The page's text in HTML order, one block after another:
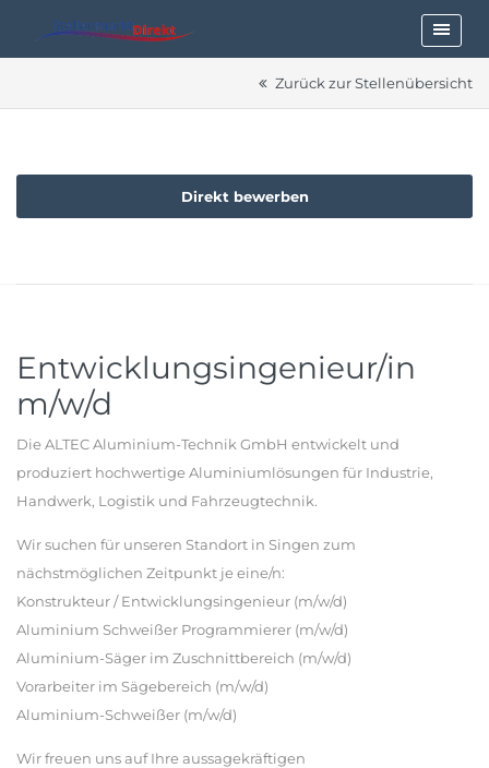
Zurück zur Stellenübersicht
Direkt bewerben
Entwicklungsingenieur/in
m/w/d
Die ALTEC Aluminium-Technik GmbH entwickelt und
produziert hochwertige Aluminiumlösungen für Industrie,
Handwerk, Logistik und Fahrzeugtechnik.
Wir suchen für unseren Standort in Singen zum
nächstmöglichen Zeitpunkt je eine/n:
Konstrukteur / Entwicklungsingenieur (m/w/d)
Aluminium Schweißer Programmierer (m/w/d)
Aluminium-Säger im Zuschnittbereich (m/w/d)
Vorarbeiter im Sägebereich (m/w/d)
Aluminium-Schweißer (m/w/d)
Wir freuen uns auf Ihre aussagekräftigen